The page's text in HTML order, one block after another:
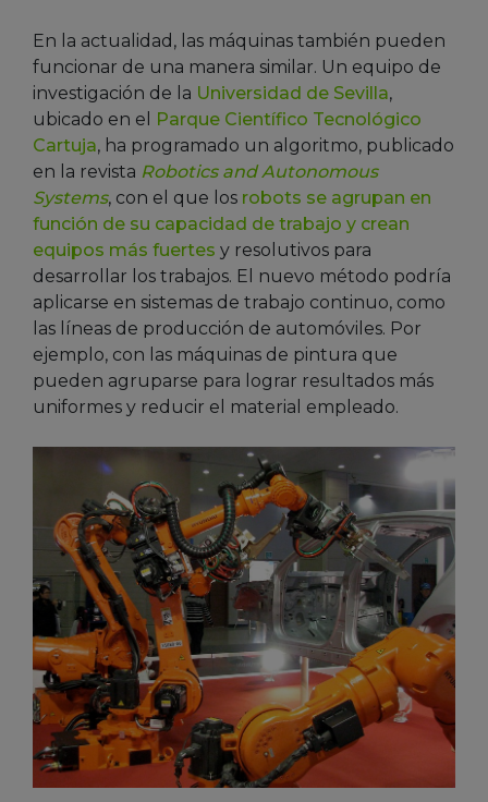
En la actualidad, las máquinas también pueden
funcionar de una manera similar. Un equipo de
investigación de la Universidad de Sevilla,
ubicado en el
Parque Científico Tecnológico
Cartuja, ha programado un algoritmo, publicado
en la revista Robotics and Autonomous
Systems, con el que los robots se agrupan en
función de su capacidad de trabajo y crean
equipos más fuertes y resolutivos para
desarrollar los trabajos. El nuevo método podría
aplicarse en sistemas de trabajo continuo, como
las líneas de producción de automóviles. Por
ejemplo, con las máquinas de pintura que
pueden agruparse para lograr resultados más
uniformes y reducir el material empleado.